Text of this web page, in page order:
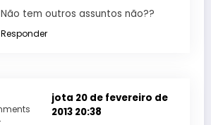
Não tem outros assuntos não??
Responder
jota 20 de fevereiro de
2013 20:38